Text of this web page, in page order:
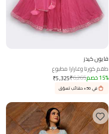
فايون كيدز
طقم كورتا وغارارا مطبوع
₹5,325₹6,265 15% خصم
في 50+ حقائب تسوّق